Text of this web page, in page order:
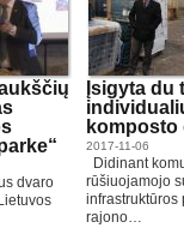
dvaro
Įsigyta du
komposto
2017-11-06
Didinant
rūšiuojamojo
infrastruktūros
rajono…